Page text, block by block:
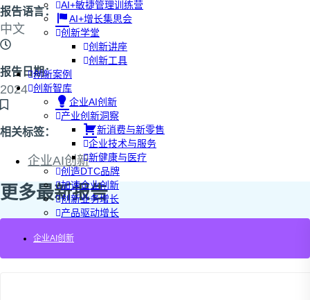
AI+敏捷管理训练营
AI+增长集思会
创新学堂
创新讲座
创新工具
创新案例
创新智库
企业AI创新
产业创新洞察
新消费与新零售
企业技术与服务
新健康与医疗
创造DTC品牌
加速企业创新
创新业务增长
产品驱动增长
精益产品创新
报告语言：
中文
报告日期：
2024
相关标签：
企业AI创新
更多最新报告
企业AI创新